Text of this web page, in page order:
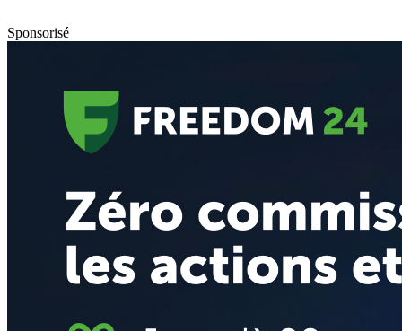
Sponsorisé